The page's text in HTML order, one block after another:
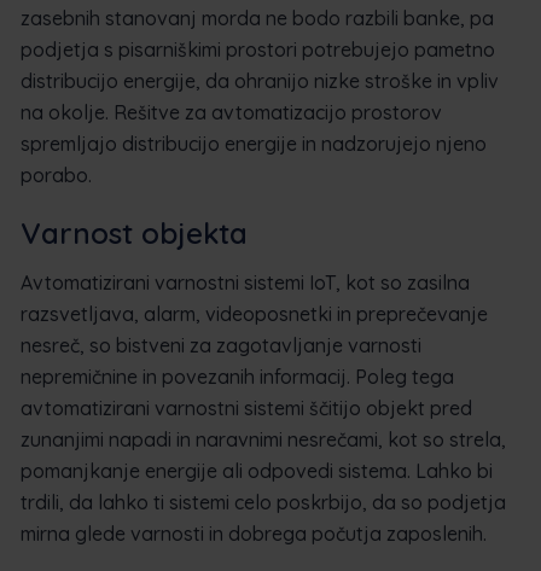
zasebnih stanovanj morda ne bodo razbili banke, pa
podjetja s pisarniškimi prostori potrebujejo pametno
distribucijo energije, da ohranijo nizke stroške in vpliv
na okolje. Rešitve za avtomatizacijo prostorov
spremljajo distribucijo energije in nadzorujejo njeno
porabo.
Varnost objekta
Avtomatizirani varnostni sistemi IoT, kot so zasilna
razsvetljava, alarm, videoposnetki in preprečevanje
nesreč, so bistveni za zagotavljanje varnosti
nepremičnine in povezanih informacij. Poleg tega
avtomatizirani varnostni sistemi ščitijo objekt pred
zunanjimi napadi in naravnimi nesrečami, kot so strela,
pomanjkanje energije ali odpovedi sistema. Lahko bi
trdili, da lahko ti sistemi celo poskrbijo, da so podjetja
mirna glede varnosti in dobrega počutja zaposlenih.